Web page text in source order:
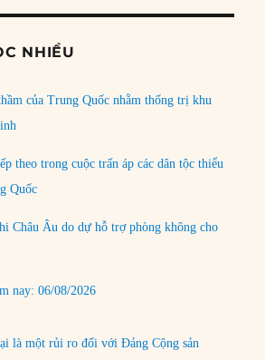
NHIỀU
của Trung Quốc nhằm thống trị khu
theo trong cuộc trấn áp các dân tộc thiểu
Quốc
Châu Âu do dự hỗ trợ phòng không cho
nay: 06/08/2026
là một rủi ro đối với Đảng Cộng sản